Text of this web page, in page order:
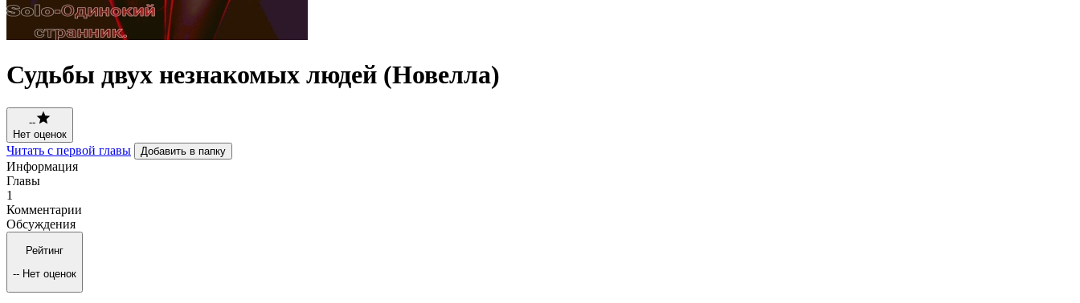
Судьбы двух незнакомых людей (Новелла)
--
Нет оценок
Читать с первой главы Добавить в папку
Информация
Главы
1
Комментарии
Обсуждения
Рейтинг
-- Нет оценок